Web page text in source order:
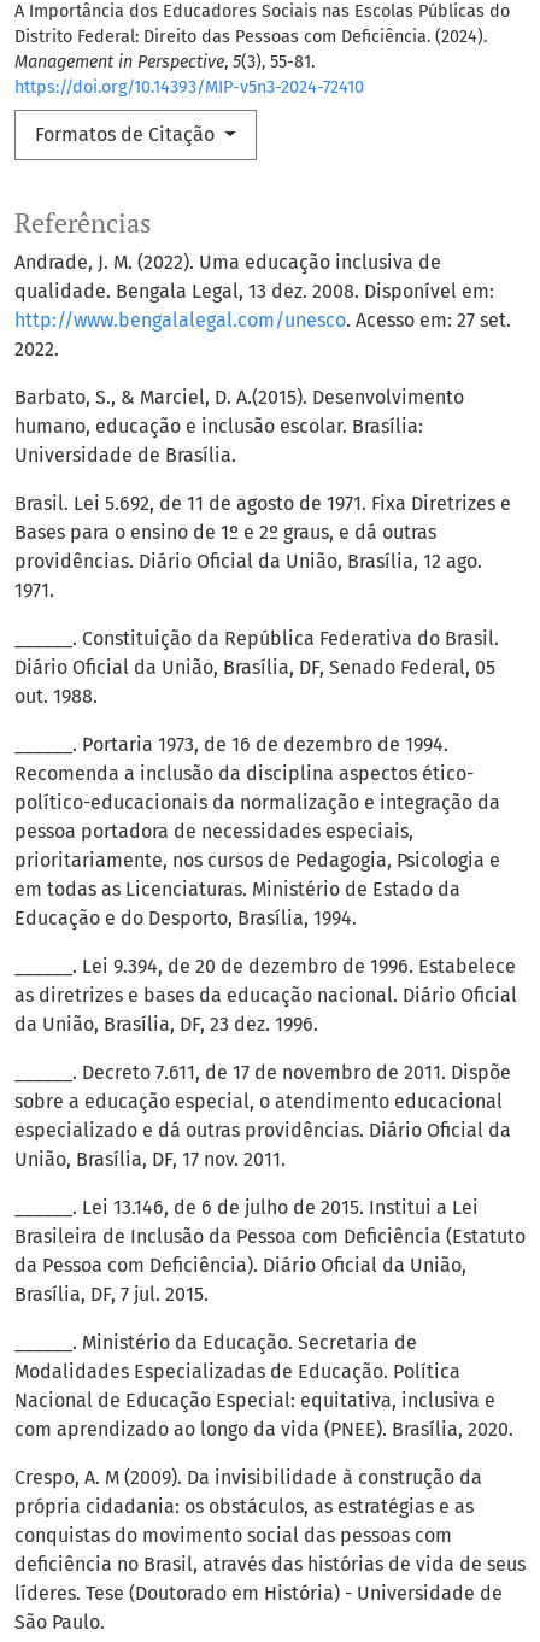
A Importância dos Educadores Sociais nas Escolas Públicas do
Distrito Federal: Direito das Pessoas com Deficiência. (2024).
Management in Perspective, 5(3), 55-81.
https://doi.org/10.14393/MIP-v5n3-2024-72410
Formatos de Citação
Referências
Andrade, J. M. (2022). Uma educação inclusiva de
qualidade. Bengala Legal, 13 dez. 2008. Disponível em:
http://www.bengalalegal.com/unesco. Acesso em: 27 set.
2022.
Barbato, S., & Marciel, D. A.(2015). Desenvolvimento
humano, educação e inclusão escolar. Brasília:
Universidade de Brasília.
Brasil. Lei 5.692, de 11 de agosto de 1971. Fixa Diretrizes e
Bases para o ensino de 1º e 2º graus, e dá outras
providências. Diário Oficial da União, Brasília, 12 ago.
1971.
______. Constituição da República Federativa do Brasil.
Diário Oficial da União, Brasília, DF, Senado Federal, 05
out. 1988.
______. Portaria 1973, de 16 de dezembro de 1994.
Recomenda a inclusão da disciplina aspectos ético-
político-educacionais da normalização e integração da
pessoa portadora de necessidades especiais,
prioritariamente, nos cursos de Pedagogia, Psicologia e
em todas as Licenciaturas. Ministério de Estado da
Educação e do Desporto, Brasília, 1994.
______. Lei 9.394, de 20 de dezembro de 1996. Estabelece
as diretrizes e bases da educação nacional. Diário Oficial
da União, Brasília, DF, 23 dez. 1996.
______. Decreto 7.611, de 17 de novembro de 2011. Dispõe
sobre a educação especial, o atendimento educacional
especializado e dá outras providências. Diário Oficial da
União, Brasília, DF, 17 nov. 2011.
______. Lei 13.146, de 6 de julho de 2015. Institui a Lei
Brasileira de Inclusão da Pessoa com Deficiência (Estatuto
da Pessoa com Deficiência). Diário Oficial da União,
Brasília, DF, 7 jul. 2015.
______. Ministério da Educação. Secretaria de
Modalidades Especializadas de Educação. Política
Nacional de Educação Especial: equitativa, inclusiva e
com aprendizado ao longo da vida (PNEE). Brasília, 2020.
Crespo, A. M (2009). Da invisibilidade à construção da
própria cidadania: os obstáculos, as estratégias e as
conquistas do movimento social das pessoas com
deficiência no Brasil, através das histórias de vida de seus
líderes. Tese (Doutorado em História) - Universidade de
São Paulo.